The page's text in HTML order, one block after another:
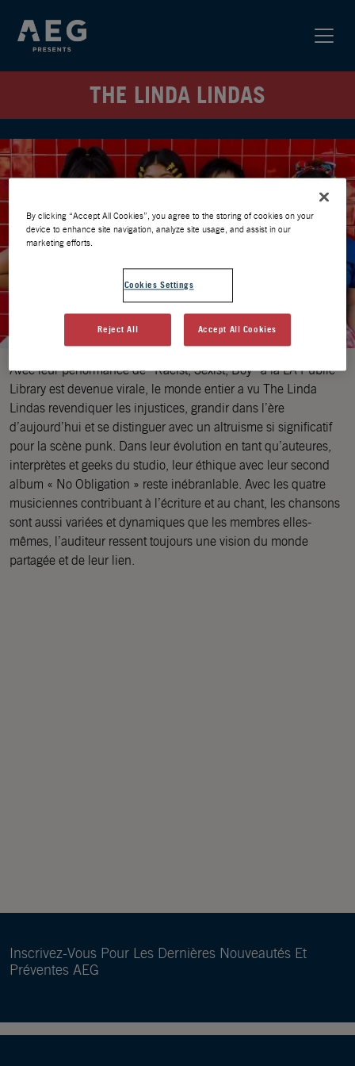
THE LINDA LINDAS
Avec leur performance de “Racist, Sexist, Boy” à la LA Public
Library est devenue virale, le monde entier a vu The Linda
Lindas revendiquer les injustices, grandir dans l’ère
d’aujourd’hui et se distinguer avec un altruisme si significatif
pour la scène punk. Dans leur évolution en tant qu’auteures,
interprètes et geeks du studio, leur éthique avec leur second
album « No Obligation » reste inébranlable. Avec les quatre
musiciennes contribuant à l’écriture et au chant, les chansons
sont aussi variées et dynamiques que les membres elles-
mêmes, l’auditeur ressent toujours une vision du monde
partagée et de leur lien.
Inscrivez-Vous Pour Les Dernières Nouveautés Et
Préventes AEG
By clicking “Accept All Cookies”, you agree to the storing of cookies on your
device to enhance site navigation, analyze site usage, and assist in our
marketing efforts.
Cookies Settings
Reject All Accept All Cookies